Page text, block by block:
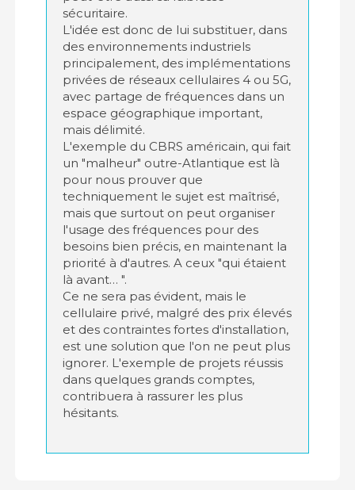
sécuritaire.
L'idée est donc de lui substituer, dans
des environnements industriels
principalement, des implémentations
privées de réseaux cellulaires 4 ou 5G,
avec partage de fréquences dans un
espace géographique important,
mais délimité.
L'exemple du CBRS américain, qui fait
un "malheur" outre-Atlantique est là
pour nous prouver que
techniquement le sujet est maîtrisé,
mais que surtout on peut organiser
l'usage des fréquences pour des
besoins bien précis, en maintenant la
priorité à d'autres. A ceux "qui étaient
là avant… ".
Ce ne sera pas évident, mais le
cellulaire privé, malgré des prix élevés
et des contraintes fortes d'installation,
est une solution que l'on ne peut plus
ignorer. L'exemple de projets réussis
dans quelques grands comptes,
contribuera à rassurer les plus
hésitants.